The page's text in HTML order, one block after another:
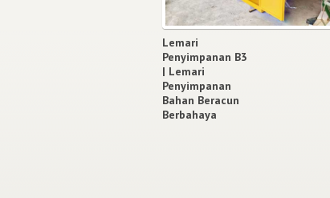
Lemari
Penyimpanan B3
| Lemari
Penyimpanan
Bahan Beracun
Berbahaya